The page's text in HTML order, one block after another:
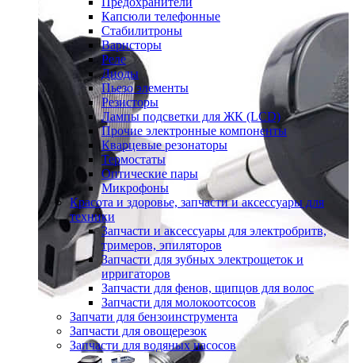
Капсюли телефонные
Стабилитроны
Варисторы
Реле
Диоды
Пьезо элементы
Резисторы
Лампы подсветки для ЖК (LCD)
Прочие электронные компоненты
Кварцевые резонаторы
Термостаты
Оптические пары
Микрофоны
Красота и здоровье, запчасти и аксессуары для
техники
Запчасти и аксессуары для электробритв,
тримеров, эпиляторов
Запчасти для зубных электрощеток и
ирригаторов
Запчасти для фенов, щипцов для волос
Запчасти для молокоотсосов
Запчати для бензоинструмента
Запчасти для овощерезок
Запчасти для водяных насосов